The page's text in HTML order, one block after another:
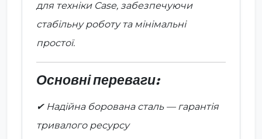
для техніки Case, забезпечуючи
стабільну роботу та мінімальні
простої.
Основні переваги:
✔ Надійна борована сталь — гарантія
тривалого ресурсу